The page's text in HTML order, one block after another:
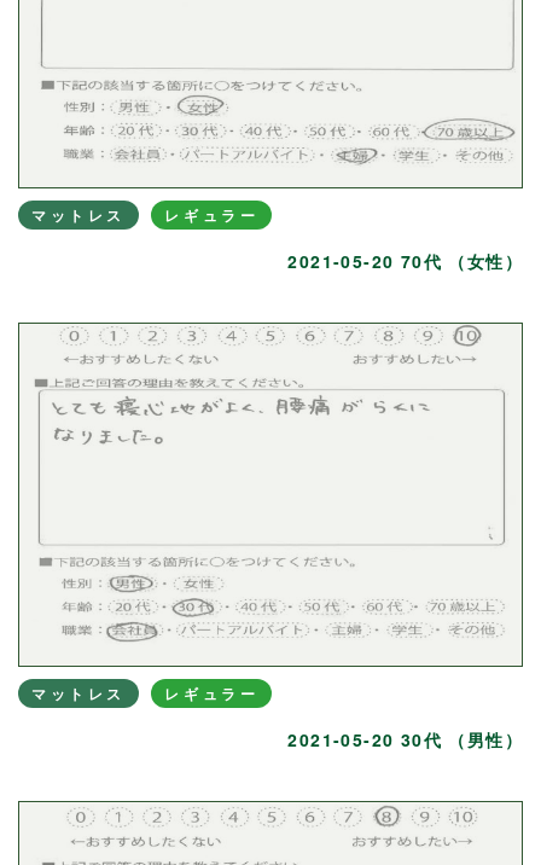
マットレス レギュラー
2021-05-20 70代 （女性）
マットレス レギュラー
2021-05-20 30代 （男性）